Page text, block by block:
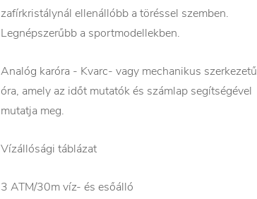
zafírkristálynál ellenállóbb a töréssel szemben.
Legnépszerűbb a sportmodellekben.
Analóg karóra - Kvarc- vagy mechanikus szerkezetű
óra, amely az időt mutatók és számlap segítségével
mutatja meg.
Vízállósági táblázat
3 ATM/30m víz- és esőálló